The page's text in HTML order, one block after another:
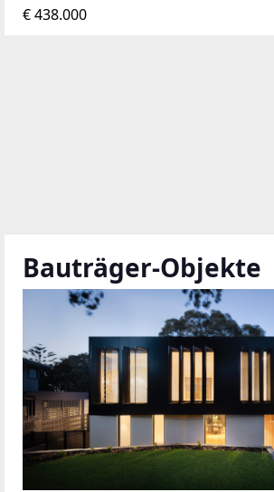
€ 438.000
Bauträger-Objekte